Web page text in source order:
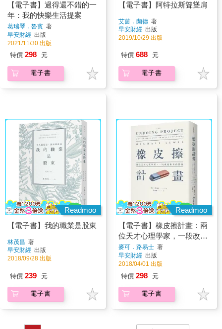
【電子書】過得還不錯的一
年：我的快樂生活提案
葛瑞琴．魯賓 著
早安財經 出版
2021/11/30 出版
特價 298 元
電子書
【電子書】阿特拉斯聳聳肩
艾茵．蘭德 著
早安財經 出版
2019/10/29 出版
特價 688 元
電子書
Readmoo
【電子書】我的職業是股東
林茂昌 著
早安財經 出版
2018/09/28 出版
特價 239 元
電子書
Readmoo
【電子書】橡皮擦計畫：兩
位天才心理學家，一段改變
世界的情誼
麥可．路易士 著
早安財經 出版
2018/04/01 出版
特價 298 元
電子書